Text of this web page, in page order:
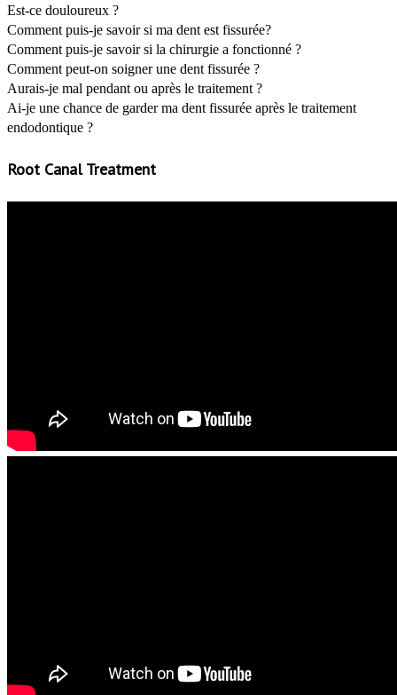
Est-ce douloureux ?
Comment puis-je savoir si ma dent est fissurée?
Comment puis-je savoir si la chirurgie a fonctionné ?
Comment peut-on soigner une dent fissurée ?
Aurais-je mal pendant ou après le traitement ?
Ai-je une chance de garder ma dent fissurée après le traitement
endodontique ?
Root Canal Treatment